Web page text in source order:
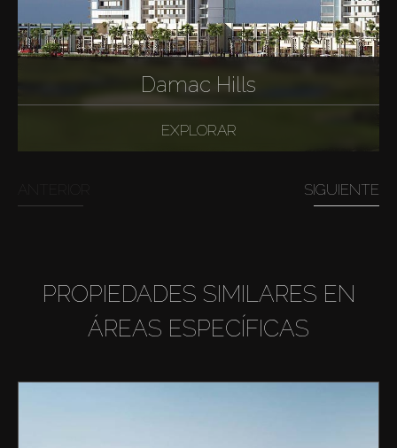
Damac Hills
EXPLORAR
SIGUIENTE
PROPIEDADES SIMILARES EN
ÁREAS ESPECÍFICAS